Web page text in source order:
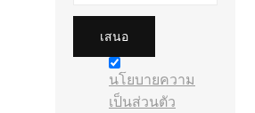
เสนอ
นโยบายความ
เป็นส่วนตัว